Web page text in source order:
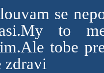
se
to
tobe
zdravi